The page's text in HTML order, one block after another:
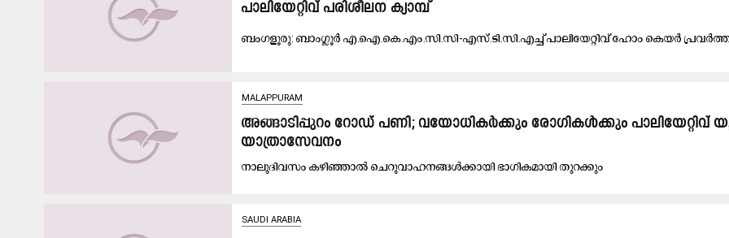
പാ​ലി​യേ​റ്റി​വ് പ​രി​ശീ​ല​ന ക്യാ​മ്പ്
ബം​ഗ​ളൂ​രു: ബാം​ഗ്ലൂ​ർ എ.​ഐ.​കെ.​എം.​സി.​സി-​എ​സ്.​ടി.​സി.​എ​ച്ച് പാ​ലി​യേ​റ്റി​വ് ഹോം ​കെ​യ​ർ
MALAPPURAM
അ​ങ്ങാ​ടി​പ്പു​റം റോ​ഡ് പ​ണി; വയോ​ധി​ക​ർ​ക്കും രോ​ഗി​ക​ൾ​ക്കും പാ​ലി​യേ​റ്റി​വ്
യാ​ത്രാ​സേ​വ​നം
നാ​ലു​ദി​വ​സം ക​ഴി​ഞ്ഞാ​ൽ ചെ​റു​വാ​ഹ​ന​ങ്ങ​ൾ​ക്കാ​യി ഭാ​ഗി​ക​മാ​യി തു​റ​ക്കും
SAUDI ARABIA